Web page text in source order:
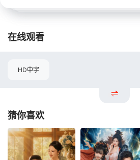
在线观看
HD中字
猜你喜欢